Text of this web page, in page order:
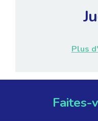
Plus
Faites-